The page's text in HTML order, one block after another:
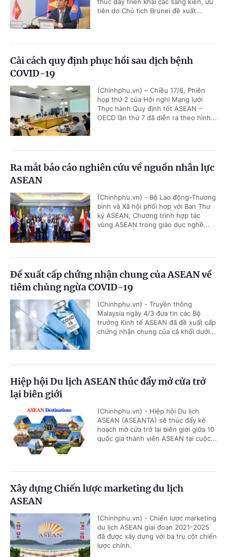
tiên do Chủ tịch Brunei đề xuất...
Cải cách quy định phục hồi sau dịch bệnh
COVID-19
(Chinhphu.vn) – Chiều 17/6, Phiên
họp thứ 2 của Hội nghị Mạng lưới
Thực hành Quy định tốt ASEAN –
OECD lần thứ 7 đã diễn ra theo hình...
Ra mắt báo cáo nghiên cứu về nguồn nhân lực
ASEAN
(Chinhphu.vn) - Bộ Lao động-Thương
binh và Xã hội phối hợp với Ban Thư
ký ASEAN, Chương trình hợp tác
vùng ASEAN trong giáo dục nghề...
Đề xuất cấp chứng nhận chung của ASEAN về
tiêm chủng ngừa COVID-19
(Chinhphu.vn) - Truyền thông
Malaysia ngày 4/3 đưa tin các Bộ
trưởng Kinh tế ASEAN đã đề xuất cấp
chứng nhận chung của cả khối dưới...
Hiệp hội Du lịch ASEAN thúc đẩy mở cửa trở
lại biên giới
(Chinhphu.vn) - Hiệp hội Du lịch
ASEAN (ASEANTA) sẽ thúc đẩy kế
hoạch mở cửa trở lại biên giới giữa 10
quốc gia thành viên ASEAN tại cuộc...
Xây dựng Chiến lược marketing du lịch
ASEAN
(Chinhphu.vn) - Chiến lược marketing
du lịch ASEAN giai đoạn 2021-2025
đã được xây dựng với ba trụ cột chiến
lược chính.